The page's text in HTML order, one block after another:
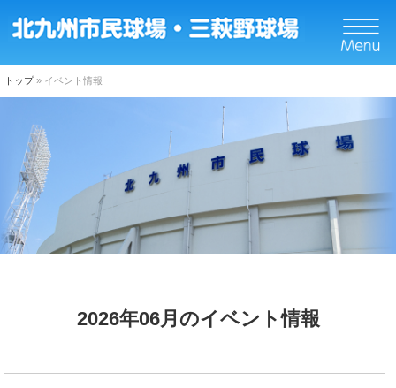
トップ» イベント情報
2026年06月のイベント情報
トップ
ニュース
球場についてのご案内